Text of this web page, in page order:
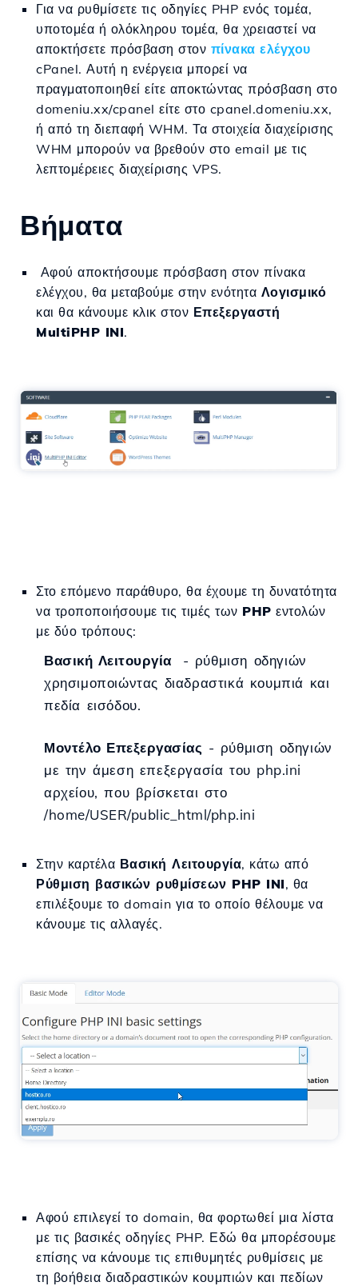
Για να ρυθμίσετε τις οδηγίες PHP ενός τομέα,
υποτομέα ή ολόκληρου τομέα, θα χρειαστεί να
αποκτήσετε πρόσβαση στον πίνακα ελέγχου
cPanel. Αυτή η ενέργεια μπορεί να
πραγματοποιηθεί είτε αποκτώντας πρόσβαση στο
domeniu.xx/cpanel είτε στο cpanel.domeniu.xx,
ή από τη διεπαφή WHM. Τα στοιχεία διαχείρισης
WHM μπορούν να βρεθούν στο email με τις
λεπτομέρειες διαχείρισης VPS.
Βήματα
Αφού αποκτήσουμε πρόσβαση στον πίνακα
ελέγχου, θα μεταβούμε στην ενότητα Λογισμικό
και θα κάνουμε κλικ στον Επεξεργαστή
MultiPHP INI.
Στο επόμενο παράθυρο, θα έχουμε τη δυνατότητα
να τροποποιήσουμε τις τιμές των PHP εντολών
με δύο τρόπους:
Βασική Λειτουργία
- ρύθμιση οδηγιών
χρησιμοποιώντας διαδραστικά κουμπιά και
πεδία εισόδου.
Μοντέλο Επεξεργασίας - ρύθμιση οδηγιών
με την άμεση επεξεργασία του php.ini
αρχείου, που βρίσκεται στο
/home/USER/public_html/php.ini
Στην καρτέλα Βασική Λειτουργία, κάτω από
Ρύθμιση βασικών ρυθμίσεων PHP INI, θα
επιλέξουμε το domain για το οποίο θέλουμε να
κάνουμε τις αλλαγές.
Αφού επιλεγεί το domain, θα φορτωθεί μια λίστα
με τις βασικές οδηγίες PHP. Εδώ θα μπορέσουμε
επίσης να κάνουμε τις επιθυμητές ρυθμίσεις με
τη βοήθεια διαδραστικών κουμπιών και πεδίων